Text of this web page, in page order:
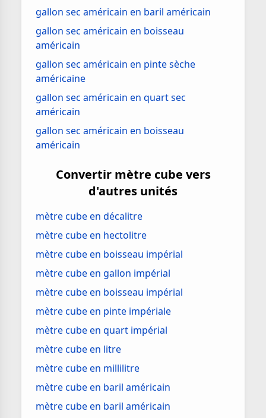
gallon sec américain en baril américain
gallon sec américain en boisseau
américain
gallon sec américain en pinte sèche
américaine
gallon sec américain en quart sec
américain
gallon sec américain en boisseau
américain
Convertir mètre cube vers
d'autres unités
mètre cube en décalitre
mètre cube en hectolitre
mètre cube en boisseau impérial
mètre cube en gallon impérial
mètre cube en boisseau impérial
mètre cube en pinte impériale
mètre cube en quart impérial
mètre cube en litre
mètre cube en millilitre
mètre cube en baril américain
mètre cube en baril américain